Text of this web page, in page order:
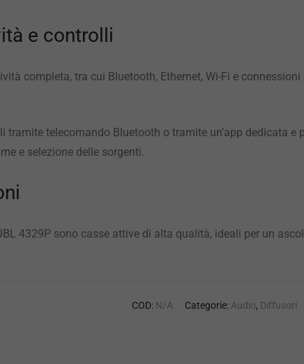
e controlli
completa, tra cui Bluetooth, Ethernet, Wi-Fi e
tramite telecomando Bluetooth o tramite un’app dedicata
e selezione delle sorgenti.
4329P sono casse attive di alta qualità, ideali per un
COD: N/A Categorie: Audio, Diffusori